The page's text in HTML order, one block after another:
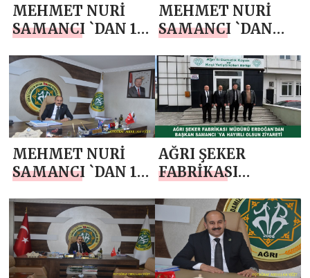
MEHMET NURİ
SAMANCI `DAN 14
ÇİFTÇİLER GÜNÜ
MESAJI
MEHMET NURİ
SAMANCI `DAN
MESAJI
MEHMET NURİ
SAMANCI `DAN 1
DAYANIŞMA
GÜNÜ KUTLAMA
MESAJI
AĞRI ŞEKER
FABRİKASI
ERDOĞAN`DAN
BAŞKAN SAMANCI
`YA HAYIRLI
OLSUN ZİYARETİ